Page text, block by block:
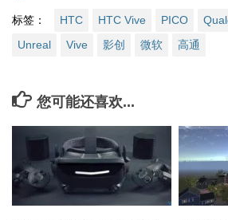
标签： HTC HTC Vive PICO
Unreal
Vive 影创 微软 高通
您可能还喜欢...